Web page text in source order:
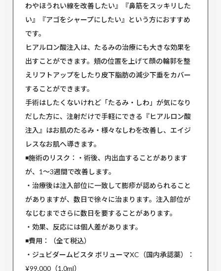
わやほうれい線を改善したい』『鼻筋をスッキリした
い』『アゴをシャープにしたい』という方におすすめ
です。
ヒアルロン酸注入は、たるみの治療にも大きな効果を
出すことができます。頬の位置を上げて顔の輪郭を整
えリフトアップをしたり皮下脂肪の減少下垂をカバー
することができます。
手術はしたくないけれど「たるみ・しわ」が気になり
だした方に、注射だけで手軽にできる『ヒアルロン酸
注入』はお肌のたるみ・様々なしわを改善し、エイジ
レスなお肌へ導きます。
◾️施術のリスク：・術後、内出血することがあります
が、1〜3週間で改善します。
・治療後は注入部位に一致して膨疹が認められること
がありますが、数日で徐々に治まります。注入部位が
なじむまでさらに数日を要することがあります。
・効果、反応には個人差があります。
◾️費用：（全て税込）
・ジュビダームビスタ ボリューマXC（国内承認薬）：
¥99,000（1.0ml）